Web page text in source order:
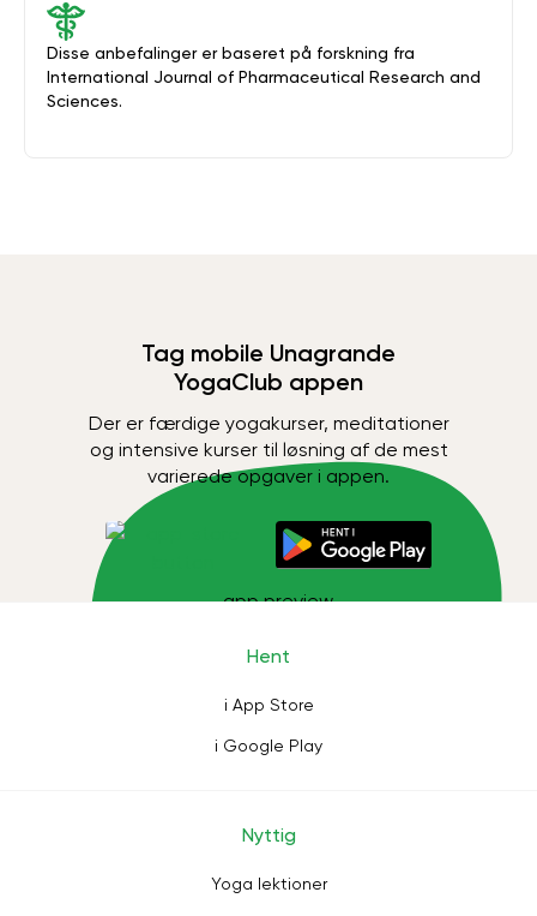
Disse anbefalinger er baseret på forskning fra
International Journal of Pharmaceutical Research and
Sciences.
Tag mobile Unagrande
YogaClub appen
Der er færdige yogakurser, meditationer
og intensive kurser til løsning af de mest
varierede opgaver i appen.
Hent
i App Store
i Google Play
Nyttig
Yoga lektioner